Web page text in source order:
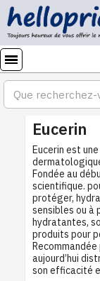
Eucerin
Eucerin est
Fondée au
scientifique.
protéger,
sensibles ou à
hydratantes,
produits pour
aujourd’hui
son efficacité